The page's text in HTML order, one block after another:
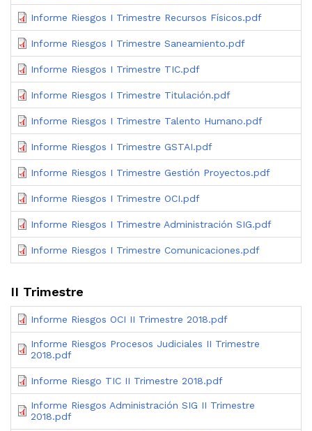
Informe Riesgos I Trimestre Recursos Físicos.pdf
Informe Riesgos I Trimestre Saneamiento.pdf
Informe Riesgos I Trimestre TIC.pdf
Informe Riesgos I Trimestre Titulación.pdf
Informe Riesgos I Trimestre Talento Humano.pdf
Informe Riesgos I Trimestre GSTAI.pdf
Informe Riesgos I Trimestre Gestión Proyectos.pdf
Informe Riesgos I Trimestre OCI.pdf
Informe Riesgos I Trimestre Administración SIG.pdf
Informe Riesgos I Trimestre Comunicaciones.pdf
II Trimestre
Informe Riesgos OCI II Trimestre 2018.pdf
Informe Riesgos Procesos Judiciales II Trimestre
2018.pdf
Informe Riesgo TIC II Trimestre 2018.pdf
Informe Riesgos Administración SIG II Trimestre
2018.pdf